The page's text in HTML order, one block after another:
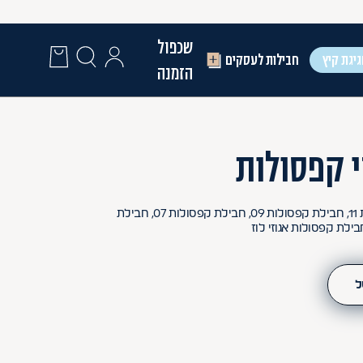
קיץ חבילות לעסקים
שכפול
הזמנה
חבילת קפסולות 15, חבילת קפסולות 11, חבילת קפסולות 09, חבילת קפסולות 07, חבילת